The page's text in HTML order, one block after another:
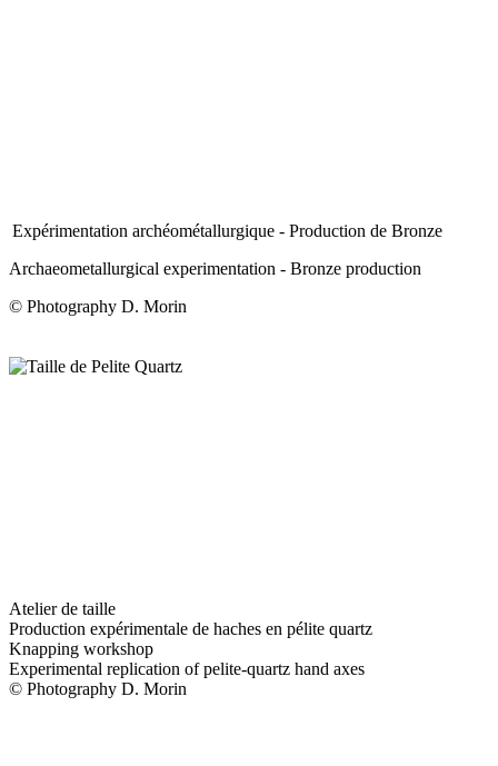
Expérimentation archéométallurgique - Production de Bronze
Archaeometallurgical experimentation - Bronze production
© Photography D. Morin
Atelier de taille
Production expérimentale de haches en pélite quartz
Knapping workshop
Experimental replication of pelite-quartz hand axes
© Photography D. Morin